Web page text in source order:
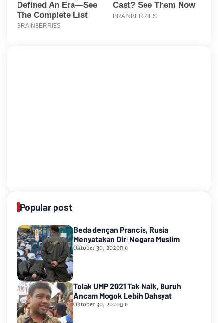
Popular post
Beda dengan Prancis, Rusia
Menyatakan Diri Negara Muslim
Oktober 30, 2020 0
Tolak UMP 2021 Tak Naik, Buruh
Ancam Mogok Lebih Dahsyat
Oktober 30, 2020 0